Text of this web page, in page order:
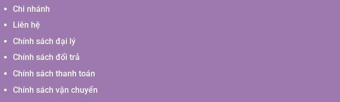
Chi nhánh
Liên hệ
Chính sách đại lý
Chính sách đổi trả
Chính sách thanh toán
Chính sách vận chuyển